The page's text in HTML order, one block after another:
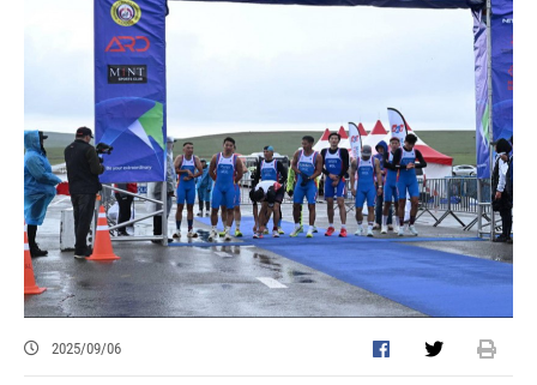
2025/09/06